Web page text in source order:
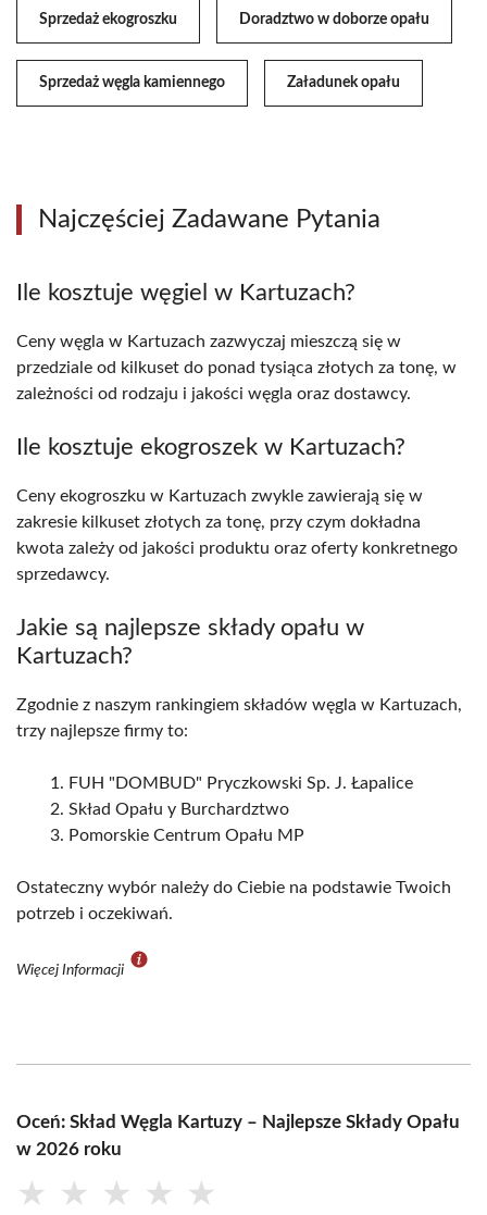
Sprzedaż ekogroszku Doradztwo w doborze opału
Sprzedaż węgla kamiennego Załadunek opału
Najczęściej Zadawane Pytania
Ile kosztuje węgiel w Kartuzach?
Ceny węgla w Kartuzach zazwyczaj mieszczą się w
przedziale od kilkuset do ponad tysiąca złotych za tonę, w
zależności od rodzaju i jakości węgla oraz dostawcy.
Ile kosztuje ekogroszek w Kartuzach?
Ceny ekogroszku w Kartuzach zwykle zawierają się w
zakresie kilkuset złotych za tonę, przy czym dokładna
kwota zależy od jakości produktu oraz oferty konkretnego
sprzedawcy.
Jakie są najlepsze składy opału w
Kartuzach?
Zgodnie z naszym rankingiem składów węgla w Kartuzach,
trzy najlepsze firmy to:
FUH "DOMBUD" Pryczkowski Sp. J. Łapalice
Skład Opału y Burchardztwo
Pomorskie Centrum Opału MP
Ostateczny wybór należy do Ciebie na podstawie Twoich
potrzeb i oczekiwań.
Więcej Informacji
Oceń: Skład Węgla Kartuzy – Najlepsze Składy Opału
w 2026 roku
★ ★ ★ ★ ★